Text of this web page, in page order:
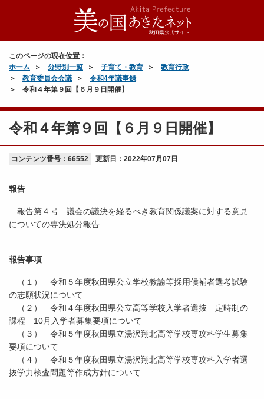
このページの現在位置：
ホーム
分野別一覧 子育て・教育
教育行政
教育委員会会議
令和4年議事録
令和４年第９回【６月９日開催】
令和４年第９回【６月９日開催】
コンテンツ番号：66552 更新日： 2022年07月07日
報告
報告第４号 議会の議決を経るべき教育関係議案に対する意見
についての専決処分報告
報告事項
（１） 令和５年度秋田県公立学校教諭等採用候補者選考試験
の志願状況について
（２） 令和４年度秋田県公立高等学校入学者選抜 定時制の
課程 10月入学者募集要項について
（３） 令和５年度秋田県立湯沢翔北高等学校専攻科学生募集
要項について
（４） 令和５年度秋田県立湯沢翔北高等学校専攻科入学者選
抜学力検査問題等作成方針について